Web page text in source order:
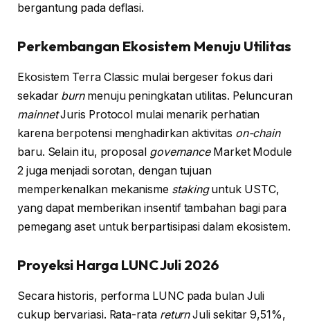
bergantung pada deflasi.
Perkembangan Ekosistem Menuju Utilitas
Ekosistem Terra Classic mulai bergeser fokus dari
sekadar burnmenuju peningkatan utilitas. Peluncuran
mainnetJuris Protocol mulai menarik perhatian
karena berpotensi menghadirkan aktivitas on-chain
baru. Selain itu, proposal governanceMarket Module
2 juga menjadi sorotan, dengan tujuan
memperkenalkan mekanisme stakinguntuk USTC,
yang dapat memberikan insentif tambahan bagi para
pemegang aset untuk berpartisipasi dalam ekosistem.
Proyeksi Harga LUNC Juli 2026
Secara historis, performa LUNC pada bulan Juli
cukup bervariasi. Rata-rata returnJuli sekitar 9,51%,